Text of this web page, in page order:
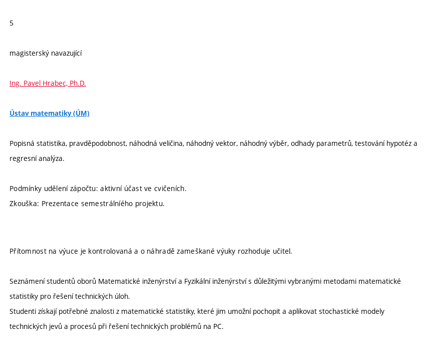
5
magisterský navazující
Ing. Pavel Hrabec, Ph.D.
Ústav matematiky (ÚM)
Popisná statistika, pravděpodobnost, náhodná veličina, náhodný vektor, náhodný výběr, odhady parametrů, testování hypotéz a
regresní analýza.
Podmínky udělení zápočtu: aktivní účast ve cvičeních.
Zkouška: Prezentace semestrálníého projektu.
Přítomnost na výuce je kontrolovaná a o náhradě zameškané výuky rozhoduje učitel.
Seznámení studentů oborů Matematické inženýrství a Fyzikální inženýrství s důležitými vybranými metodami matematické
statistiky pro řešení technických úloh.
Studenti získají potřebné znalosti z matematické statistiky, které jim umožní pochopit a aplikovat stochastické modely
technických jevů a procesů při řešení technických problémů na PC.